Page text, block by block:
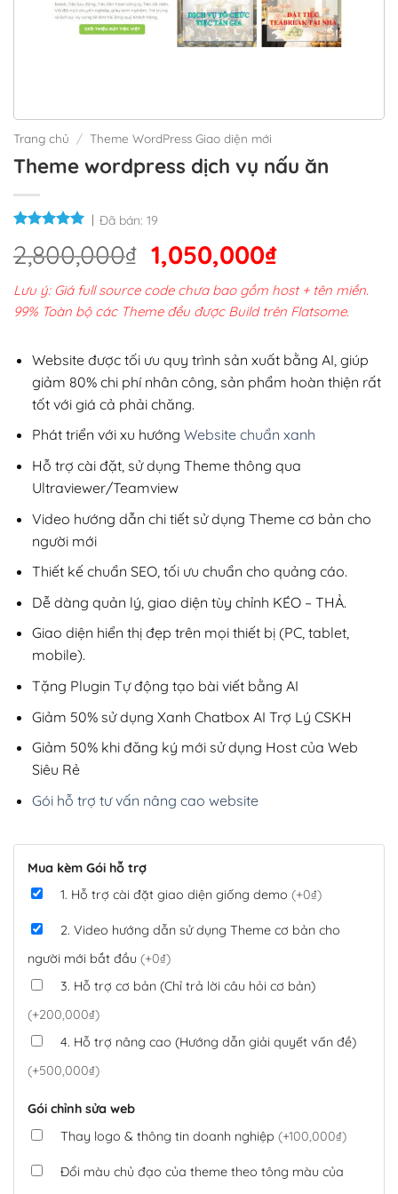
Trang chủ / Theme WordPress Giao diện mới
Theme wordpress dịch vụ nấu ăn
Đã bán: 19
2,800,000₫ Giá
gốc
là:
2,800,000₫.
1,050,000₫Giá
hiện
tại
Lưu ý: Giá full source code chưa bao gồm host + tên miền.
99% Toàn bộ các Theme đều được Build trên Flatsome.
Website được tối ưu quy trình sản xuất bằng AI, giúp
giảm 80% chi phí nhân công, sản phẩm hoàn thiện rất
tốt với giá cả phải chăng.
Phát triển với xu hướng Website chuẩn xanh
Hỗ trợ cài đặt, sử dụng Theme thông qua
Ultraviewer/Teamview
Video hướng dẫn chi tiết sử dụng Theme cơ bản cho
người mới
Thiết kế chuẩn SEO, tối ưu chuẩn cho quảng cáo.
Dễ dàng quản lý, giao diện tùy chỉnh KÉO – THẢ.
Giao diện hiển thị đẹp trên mọi thiết bị (PC, tablet,
mobile).
Tặng Plugin Tự động tạo bài viết bằng AI
Giảm 50% sử dụng Xanh Chatbox AI Trợ Lý CSKH
Giảm 50% khi đăng ký mới sử dụng Host của Web
Siêu Rẻ
Gói hỗ trợ tư vấn nâng cao website
Mua kèm Gói hỗ trợ
1. Hỗ trợ cài đặt giao diện giống demo (+0₫)
2. Video hướng dẫn sử dụng Theme cơ bản cho
người mới bắt đầu (+0₫)
3. Hỗ trợ cơ bản (Chỉ trả lời câu hỏi cơ bản)
(+200,000₫)
4. Hỗ trợ nâng cao (Hướng dẫn giải quyết vấn đề)
(+500,000₫)
Gói chỉnh sửa web
Thay logo & thông tin doanh nghiệp (+100,000₫)
Đổi màu chủ đạo của theme theo tông màu của